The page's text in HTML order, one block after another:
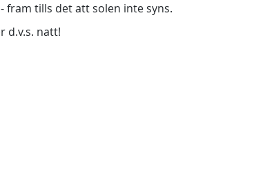
fram tills det att solen inte syns.
d.v.s. natt!